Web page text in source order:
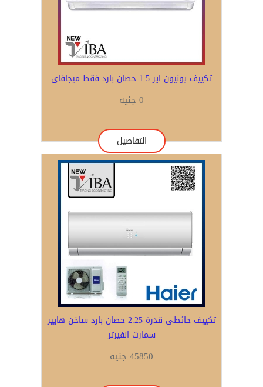
تكييف يونيون اير 1.5 حصان بارد فقط ميجافاى
0 جنيه
التفاصيل
تكييف حائطى قدرة 2.25 حصان بارد ساخن هايير
سمارت انفيرتر
45850 جنيه